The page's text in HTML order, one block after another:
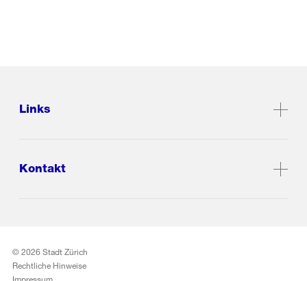
Links
Kontakt
© 2026 Stadt Zürich
Rechtliche Hinweise
Impressum